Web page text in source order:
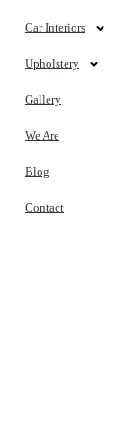
Car Interiors
Upholstery
Gallery
We Are
Blog
Contact